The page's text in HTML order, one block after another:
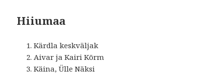
Hiiumaa
Kärdla keskväljak
Aivar ja Kairi Kõrm
Käina, Ülle Näksi